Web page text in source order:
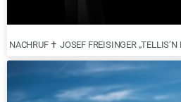
NACHRUF ✝︎ JOSEF FREISINGER „TELLIS’N